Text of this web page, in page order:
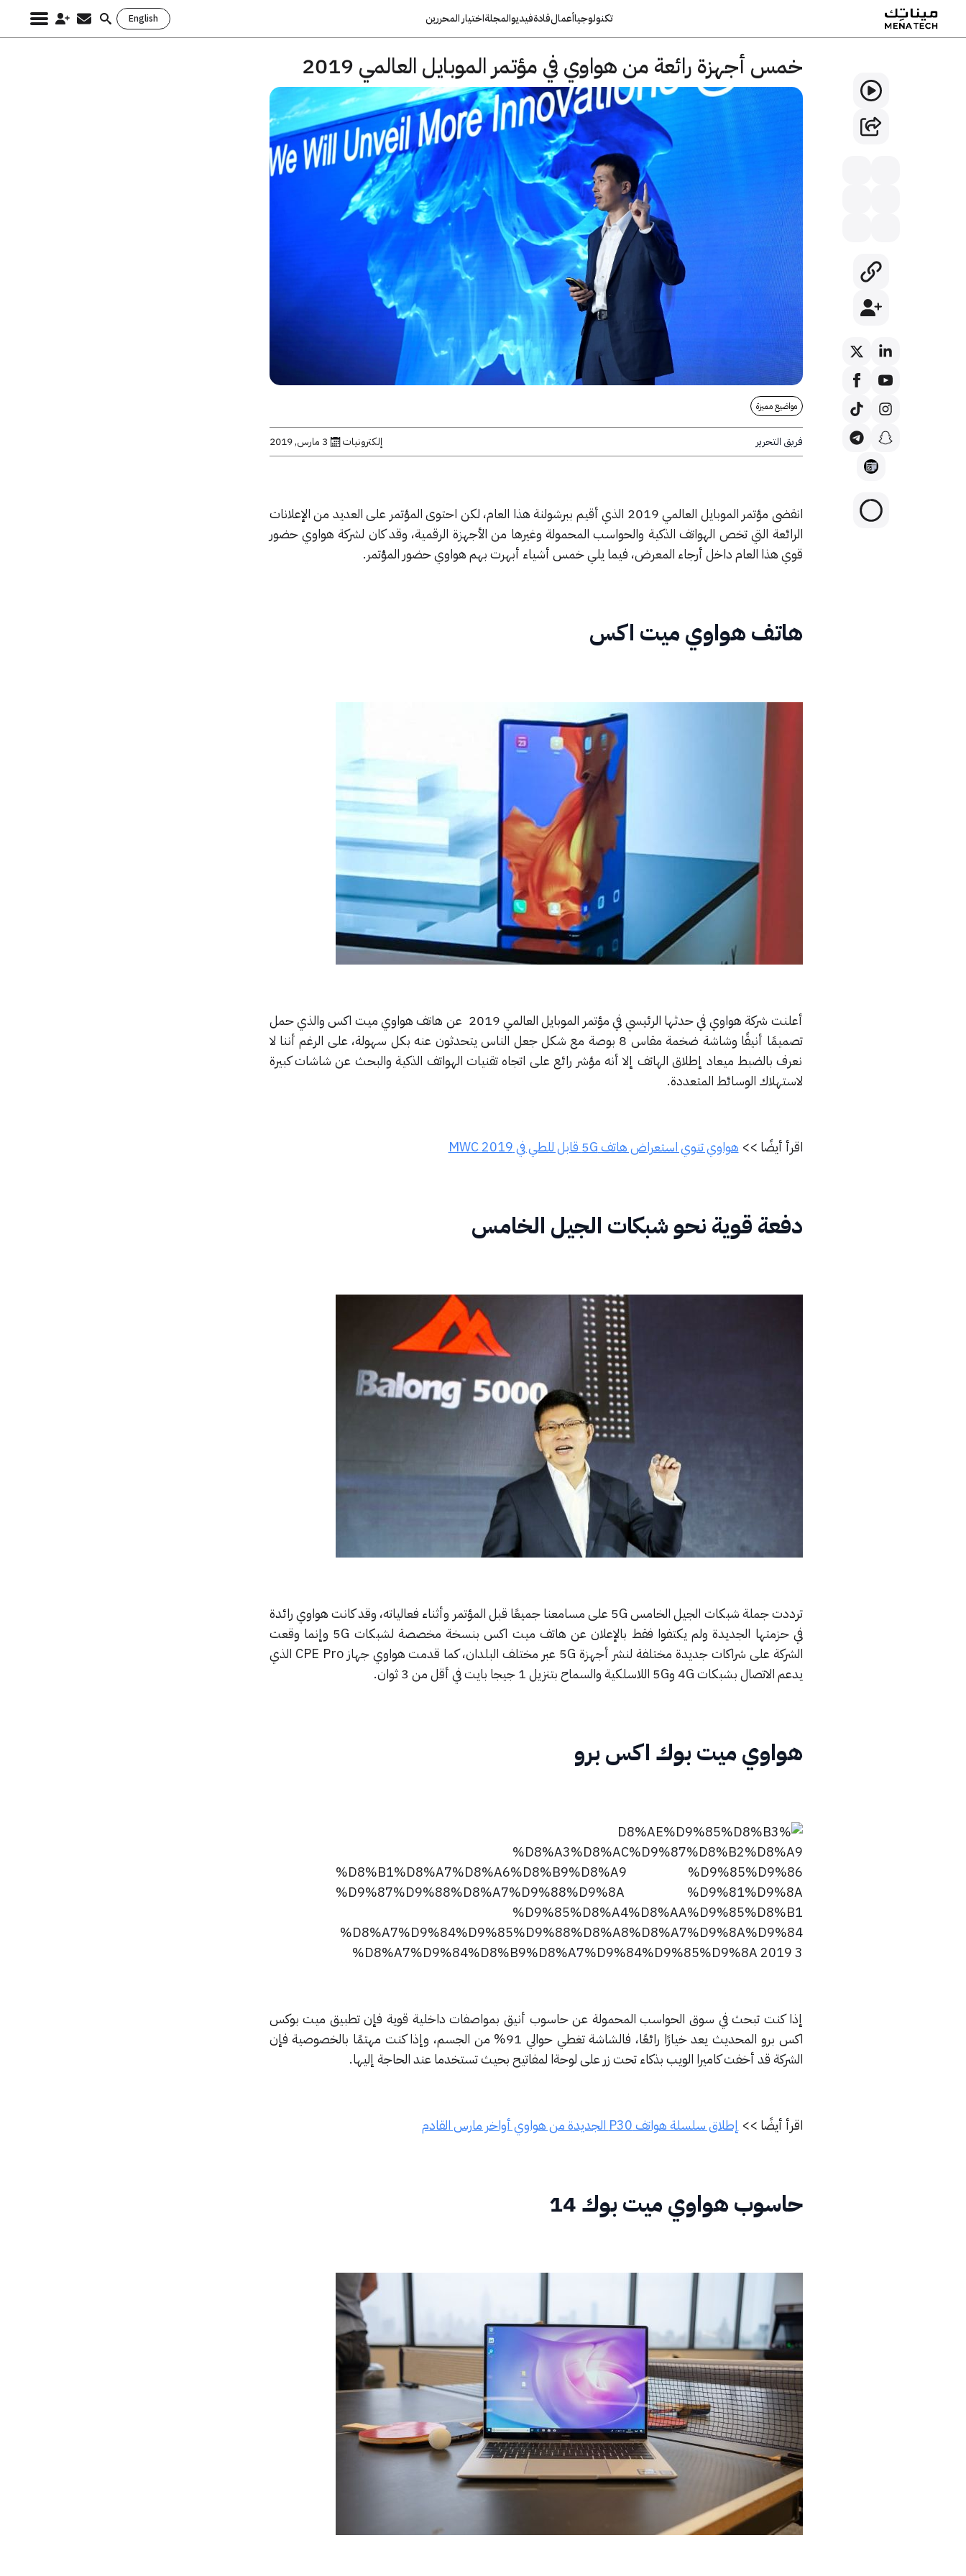
تكنولوجياأعمالقادةفيديوالمجلةاختيار المحررين English
Search
خمس أجهزة رائعة من هواوي في مؤتمر الموبايل العالمي 2019
مواضيع مميزة
فريق التحرير إلكترونيات 3 مارس, 2019
انقضى مؤتمر الموبايل العالمي 2019 الذي أقيم ببرشولنة هذا العام، لكن احتوى المؤتمر على العديد من الإعلانات
الرائعة التي تخص الهواتف الذكية والحواسب المحمولة وغيرها من الأجهزة الرقمية، وقد كان لشركة هواوي حضور
قوي هذا العام داخل أرجاء المعرض، فيما يلي خمس أشياء أبهرت بهم هواوي حضور المؤتمر.
هاتف هواوي ميت اكس
أعلنت شركة هواوي في حدثها الرئيسي في مؤتمر الموبايل العالمي 2019 عن هاتف هواوي ميت اكس والذي حمل
تصميمًا أنيقًا وشاشة ضخمة مقاس 8 بوصة مع شكل جعل الناس يتحدثون عنه بكل سهولة، على الرغم أننا لا
نعرف بالضبط ميعاد إطلاق الهاتف إلا أنه مؤشر رائع على اتجاه تقنيات الهواتف الذكية والبحث عن شاشات كبيرة
لاستهلاك الوسائط المتعددة.
اقرأ أيضًا >> هواوي تنوي استعراض هاتف 5G قابل للطي في MWC 2019
دفعة قوية نحو شبكات الجيل الخامس
ترددت جملة شبكات الجيل الخامس 5G على مسامعنا جميعًا قبل المؤتمر وأثناء فعالياته، وقد كانت هواوي رائدة
في حزمتها الجديدة ولم يكتفوا فقط بالإعلان عن هاتف ميت اكس بنسخة مخصصة لشبكات 5G وإنما وقعت
الشركة على شراكات جديدة مختلفة لنشر أجهزة 5G عبر مختلف البلدان، كما قدمت هواوي جهاز CPE Pro الذي
يدعم الاتصال بشبكات 4G و5G اللاسلكية والسماح بتنزيل 1 جيجا بايت في أقل من 3 ثوان.
هواوي ميت بوك اكس برو
إذا كنت تبحث في سوق الحواسب المحمولة عن حاسوب أنيق بمواصفات داخلية قوية فإن تطبيق ميت بوكس
اكس برو المحديث يعد خيارًا رائعًا، فالشاشة تغطي حوالي 91% من الجسم، وإذا كنت مهتمًا بالخصوصية فإن
الشركة قد أخفت كاميرا الويب بذكاء تحت زر على لوحةا لمفاتيح بحيث تستخدما عند الحاجة إليها.
اقرأ أيضًا >> إطلاق سلسلة هواتف P30 الجديدة من هواوي أواخر مارس القادم
حاسوب هواوي ميت بوك 14